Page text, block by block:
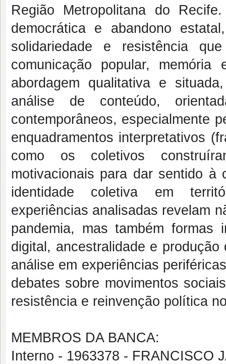
Região Metropolitana do
democrática e abandono
solidariedade e resistência
comunicação popular,
abordagem qualitativa e
análise de conteúdo,
contemporâneos, especialmente
enquadramentos interpretativos
como os coletivos
motivacionais para dar sentido
identidade coletiva em
experiências analisadas revelam
pandemia, mas também formas
digital, ancestralidade e
análise em experiências
debates sobre movimentos
resistência e reinvenção política
MEMBROS DA BANCA:
Interno - 1963378 - FRANCISCO